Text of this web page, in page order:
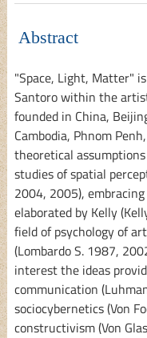
Abstract
"Space, Light, Matter"
Santoro within the
founded in China,
Cambodia, Phnom
theoretical
studies of spatial
2004, 2005),
elaborated by Kelly
field of psychology of
(Lombardo S. 1987,
interest the ideas
communication
sociocybernetics (Von
constructivism (Von